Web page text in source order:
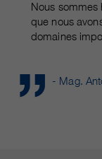
Nous
que nous
domaines
- Mag.